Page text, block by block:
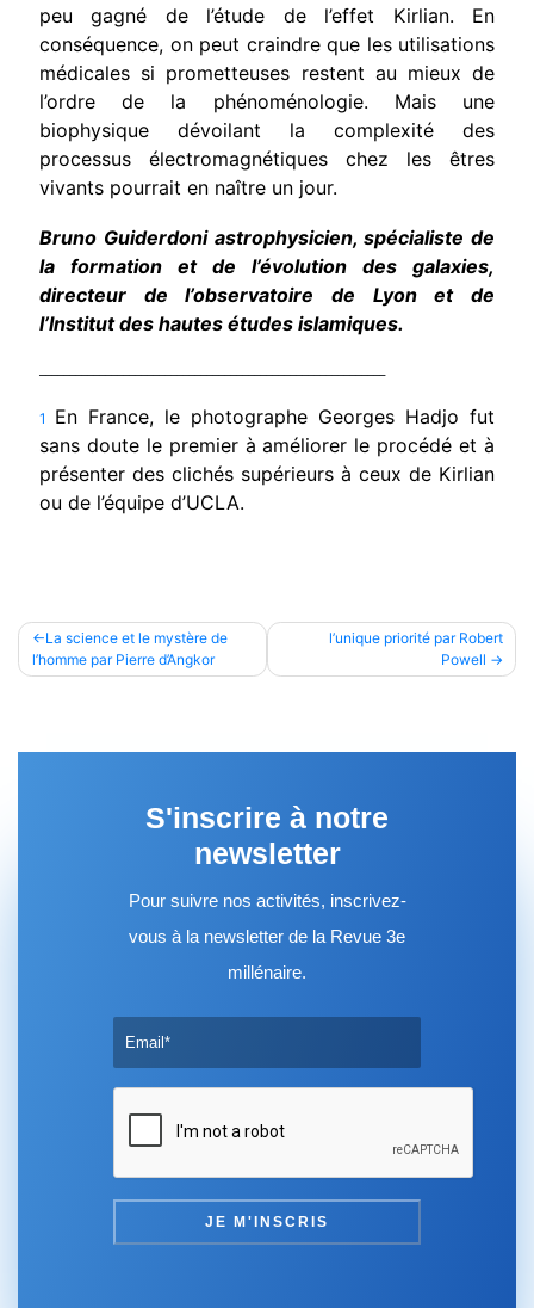
peu gagné de l’étude de l’effet Kirlian. En
conséquence, on peut craindre que les utilisations
médi­cales si prometteuses restent au mieux de
l’ordre de la phénoméno­logie. Mais une
biophysique dévoilant la complexité des
processus électromagnétiques chez les êtres
vivants pourrait en naître un jour.
Bruno Guiderdoni astrophysicien, spécialiste de
la formation et de l’évolution des galaxies,
directeur de l’observatoire de Lyon et de
l’Institut des hautes études islamiques.
1
En France, le photographe Georges Hadjo fut
sans doute le premier à améliorer le procédé et à
présenter des clichés supérieurs à ceux de Kirlian
ou de l’équipe d’UCLA.
Navigation
de
La science et le mystère de
l’homme par Pierre d’Angkor
l’unique priorité par Robert
Powell
S'inscrire à notre
newsletter
Pour suivre nos activités, inscrivez-
vous à la newsletter de la Revue 3e
millénaire.